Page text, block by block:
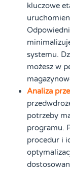
kluczowe
systemu.
możesz w
Analiza
potrzeby
programu.
procedur i